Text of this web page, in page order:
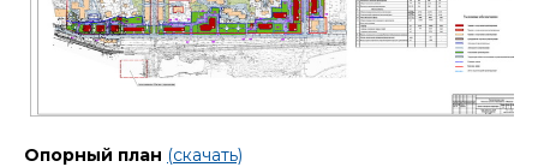
Опорный план (скачать)